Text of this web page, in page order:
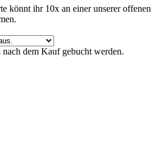
könnt ihr 10x an einer unserer offenen
dem Kauf gebucht werden.